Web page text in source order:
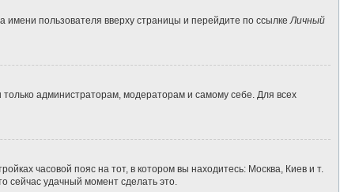
пользователя вверху страницы и перейдите по ссылке Личный
только администраторам, модераторам и самому себе. Для всех
часовой пояс на тот, в котором вы находитесь: Москва, Киев и т.
сейчас удачный момент сделать это.